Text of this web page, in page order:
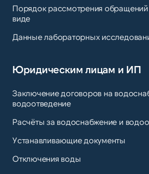
Порядок рассмотрения
виде
Данные лабораторных
Юридическим лицам и ИП
Заключение договоров на
водоотведение
Расчёты за водоснабжение и
Устанавливающие документы
Отключения воды